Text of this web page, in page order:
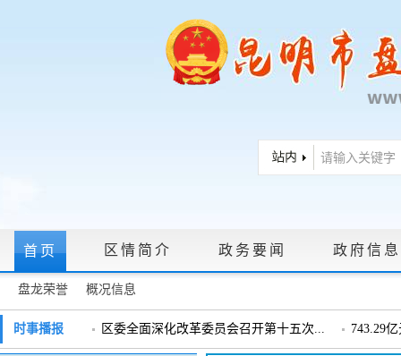
首页 区情简介 政务要闻 政府信
盘龙荣誉 概况信息
政府信息公开指南 | 政府信息公开制度 | 政策文件 法定主动公
时事播报 区委全面深化改革委员会召开第十五次... 743.29